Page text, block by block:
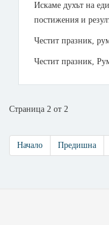
Искаме духът на
постижения и
Честит празник,
Честит празник,
Страница 2 от 2
Начало Предишна